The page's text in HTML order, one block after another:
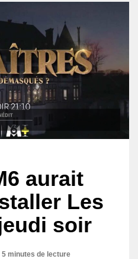
aurait
Les
soir
5 minutes de lecture